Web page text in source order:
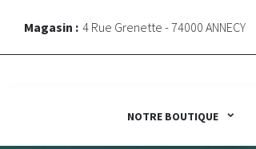
Magasin : 4 Rue Grenette - 74000 ANNECY
NOTRE BOUTIQUE